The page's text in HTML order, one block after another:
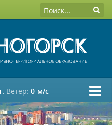
Ветер: 0 м/c